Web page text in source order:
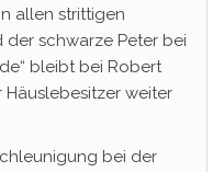
allen strittigen
schwarze Peter bei
bleibt bei Robert
Häuslebesitzer weiter
bei der